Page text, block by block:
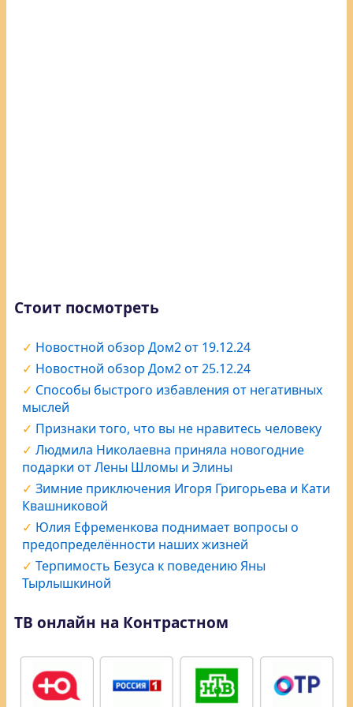
Стоит посмотреть
Новостной обзор Дом2 от 19.12.24
Новостной обзор Дом2 от 25.12.24
Способы быстрого избавления от негативных
мыслей
Признаки того, что вы не нравитесь человеку
Людмила Николаевна приняла новогодние
подарки от Лены Шломы и Элины
Зимние приключения Игоря Григорьева и Кати
Квашниковой
Юлия Ефременкова поднимает вопросы о
предопределённости наших жизней
Терпимость Безуса к поведению Яны
Тырлышкиной
ТВ онлайн на Контрастном